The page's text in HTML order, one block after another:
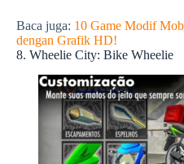
Baca juga: 10 Game Modif
dengan Grafik HD!
8. Wheelie City: Bike Wheelie